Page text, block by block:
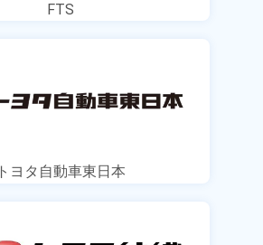
FTS
トヨタ自動車東日本